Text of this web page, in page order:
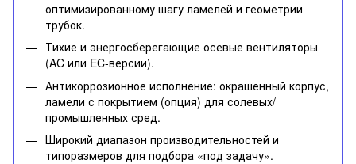
оптимизированному шагу ламелей и геометрии
трубок.
Тихие и энергосберегающие осевые вентиляторы
(AC или EC-версии).
Антикоррозионное исполнение: окрашенный корпус,
ламели с покрытием (опция) для солевых/
промышленных сред.
Широкий диапазон производительностей и
типоразмеров для подбора «под задачу».